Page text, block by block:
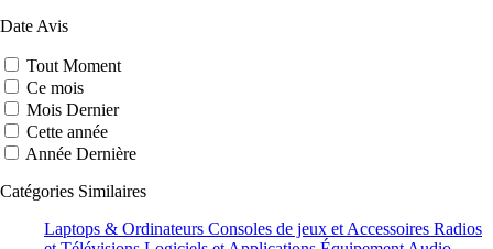
Date Avis
Tout Moment
Ce mois
Mois Dernier
Cette année
Année Dernière
Catégories Similaires
Laptops & Ordinateurs Consoles de jeux et Accessoires Radios